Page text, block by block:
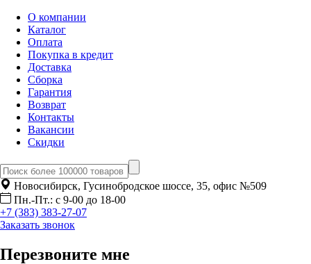
О компании
Каталог
Оплата
Покупка в кредит
Доставка
Сборка
Гарантия
Возврат
Контакты
Вакансии
Скидки
Новосибирск, Гусинобродское шоссе, 35, офис №509
Пн.-Пт.: с 9-00 до 18-00
+7 (383) 383-27-07
Заказать звонок
Перезвоните мне